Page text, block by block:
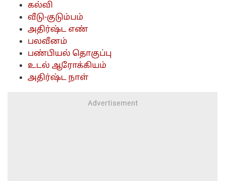
கல்வி
வீடு-குடும்பம்
அதிர்ஷ்ட எண்
பலவீனம்
பண்பியல் தொகுப்பு
உடல் ஆரோக்கியம்
அதிர்ஷ்ட நாள்